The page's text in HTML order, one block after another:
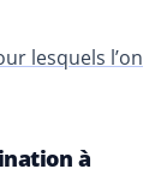
lesquels l’on
à